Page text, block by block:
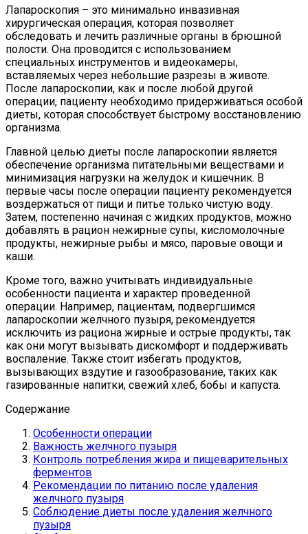
Лапароскопия – это минимально инвазивная
хирургическая операция, которая позволяет
обследовать и лечить различные органы в брюшной
полости. Она проводится с использованием
специальных инструментов и видеокамеры,
вставляемых через небольшие разрезы в животе.
После лапароскопии, как и после любой другой
операции, пациенту необходимо придерживаться особой
диеты, которая способствует быстрому восстановлению
организма.
Главной целью диеты после лапароскопии является
обеспечение организма питательными веществами и
минимизация нагрузки на желудок и кишечник. В
первые часы после операции пациенту рекомендуется
воздержаться от пищи и питье только чистую воду.
Затем, постепенно начиная с жидких продуктов, можно
добавлять в рацион нежирные супы, кисломолочные
продукты, нежирные рыбы и мясо, паровые овощи и
каши.
Кроме того, важно учитывать индивидуальные
особенности пациента и характер проведенной
операции. Например, пациентам, подвергшимся
лапароскопии желчного пузыря, рекомендуется
исключить из рациона жирные и острые продукты, так
как они могут вызывать дискомфорт и поддерживать
воспаление. Также стоит избегать продуктов,
вызывающих вздутие и газообразование, таких как
газированные напитки, свежий хлеб, бобы и капуста.
Содержание
Особенности операции
Важность желчного пузыря
Контроль потребления жира и пищеварительных
ферментов
Рекомендации по питанию после удаления
желчного пузыря
Соблюдение диеты после удаления желчного
пузыря